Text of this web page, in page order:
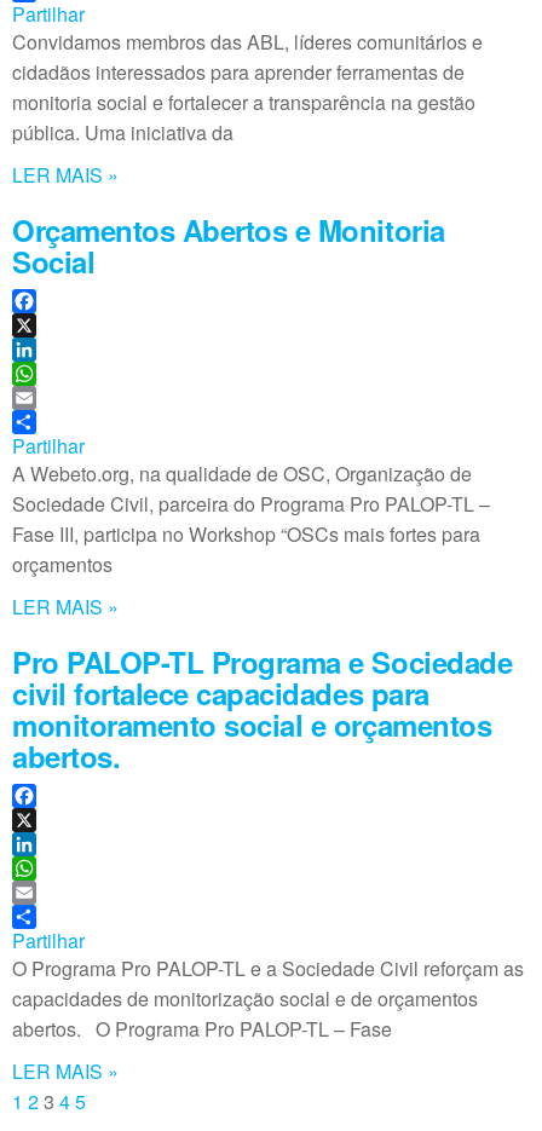
o
o
k
k
e
d
I
n
a
t
s
A
p
p
m
a
i
l
Partilhar
Convidamos membros das ABL, líderes comunitários e
cidadãos interessados para aprender ferramentas de
monitoria social e fortalecer a transparência na gestão
pública. Uma iniciativa da
LER MAIS »
Orçamentos Abertos e Monitoria
Social
F
a
c
e
b
o
o
k
X
L
i
n
k
e
d
I
n
W
h
a
t
s
A
p
p
E
m
a
i
l
Partilhar
A Webeto.org, na qualidade de OSC, Organização de
Sociedade Civil, parceira do Programa Pro PALOP-TL –
Fase III, participa no Workshop “OSCs mais fortes para
orçamentos
LER MAIS »
Pro PALOP-TL Programa e Sociedade
civil fortalece capacidades para
monitoramento social e orçamentos
abertos.
F
a
c
e
b
o
o
k
X
L
i
n
k
e
d
I
n
W
h
a
t
s
A
p
p
E
m
a
i
l
Partilhar
O Programa Pro PALOP-TL e a Sociedade Civil reforçam as
capacidades de monitorização social e de orçamentos
abertos. O Programa Pro PALOP-TL – Fase
LER MAIS »
1 23 45